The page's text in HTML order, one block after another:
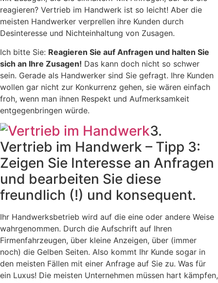
reagieren? Vertrieb im Handwerk ist so leicht! Aber die
meisten Handwerker verprellen ihre Kunden durch
Desinteresse und Nichteinhaltung von Zusagen.
Ich bitte Sie: Reagieren Sie auf Anfragen und halten Sie
sich an Ihre Zusagen! Das kann doch nicht so schwer
sein. Gerade als Handwerker sind Sie gefragt. Ihre Kunden
wollen gar nicht zur Konkurrenz gehen, sie wären einfach
froh, wenn man ihnen Respekt und Aufmerksamkeit
entgegenbringen würde.
3.
Vertrieb im Handwerk – Tipp 3:
Zeigen Sie Interesse an Anfragen
und bearbeiten Sie diese
freundlich (!) und konsequent.
Ihr Handwerksbetrieb wird auf die eine oder andere Weise
wahrgenommen. Durch die Aufschrift auf Ihren
Firmenfahrzeugen, über kleine Anzeigen, über (immer
noch) die Gelben Seiten. Also kommt Ihr Kunde sogar in
den meisten Fällen mit einer Anfrage auf Sie zu. Was für
ein Luxus! Die meisten Unternehmen müssen hart kämpfen,